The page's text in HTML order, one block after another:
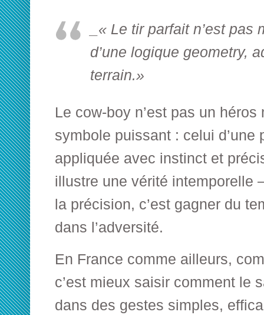
_« Le tir parfait n’est
d’une logique geometry,
terrain.»
Le cow-boy n’est pas un
symbole puissant : celui d’une
appliquée avec instinct et
illustre une vérité intemporelle
la précision, c’est gagner du
dans l’adversité.
En France comme ailleurs,
c’est mieux saisir comment le
dans des gestes simples,